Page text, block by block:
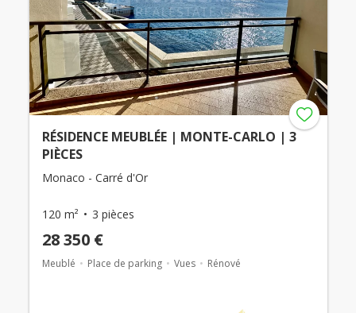
RÉSIDENCE MEUBLÉE | MONTE-CARLO | 3
PIÈCES
Monaco - Carré d'Or
120 m² 3 pièces
28 350 €
Meublé Place de parking Vues Rénové